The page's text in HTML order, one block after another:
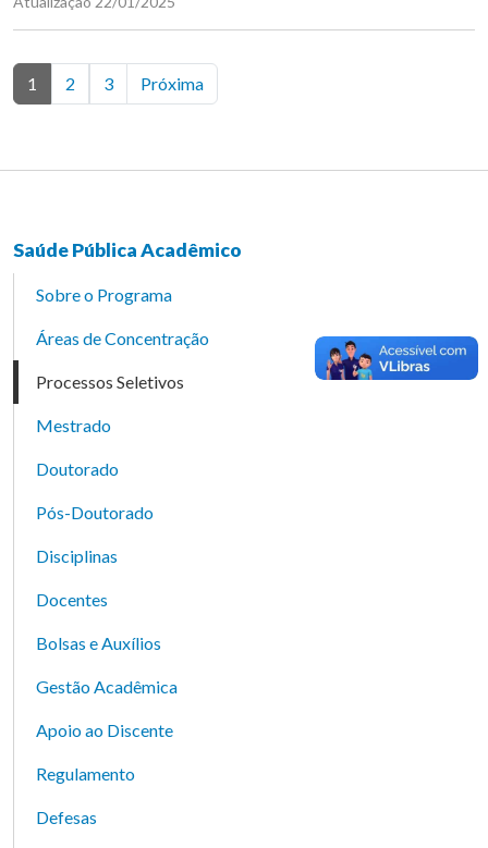
1 2 3 Próxima
Saúde Pública Acadêmico
Sobre o Programa
Áreas de Concentração
Processos Seletivos
Mestrado
Doutorado
Pós-Doutorado
Disciplinas
Docentes
Bolsas e Auxílios
Gestão Acadêmica
Apoio ao Discente
Regulamento
Defesas